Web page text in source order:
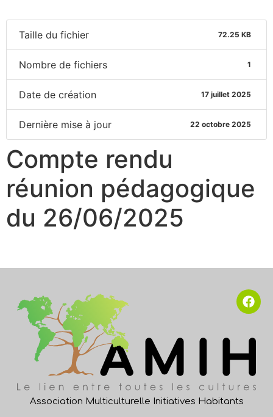
Taille du fichier 72.25 KB
Nombre de fichiers 1
Date de création 17 juillet 2025
Dernière mise à jour 22 octobre 2025
Compte rendu
réunion pédagogique
du 26/06/2025
Association Multiculturelle Initiatives Habitants